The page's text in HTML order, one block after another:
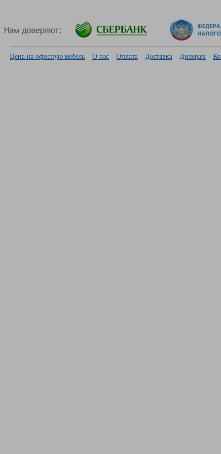
Цена на офисную мебель О нас Оплата Доставка Дилерам